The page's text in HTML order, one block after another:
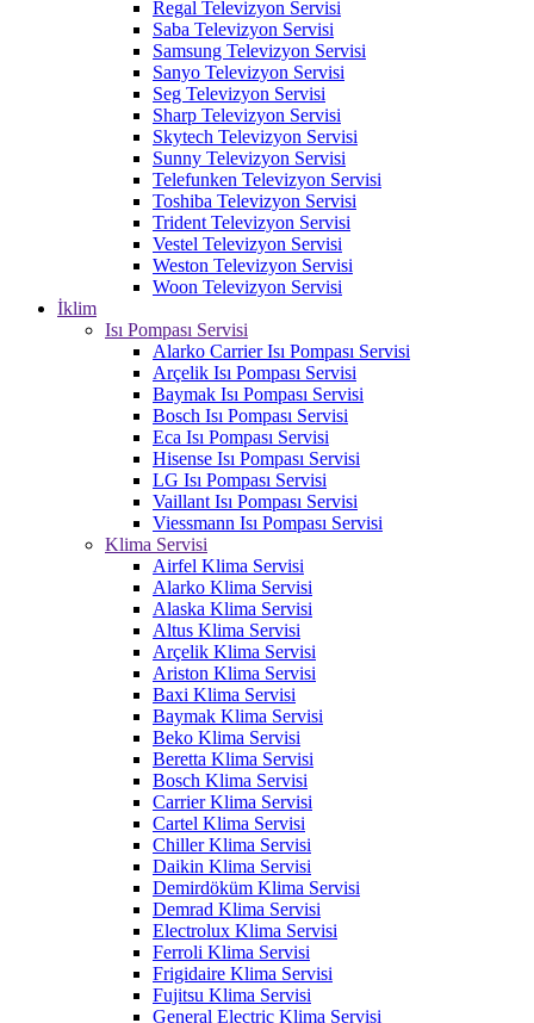
Regal Televizyon Servisi
Saba Televizyon Servisi
Samsung Televizyon Servisi
Sanyo Televizyon Servisi
Seg Televizyon Servisi
Sharp Televizyon Servisi
Skytech Televizyon Servisi
Sunny Televizyon Servisi
Telefunken Televizyon Servisi
Toshiba Televizyon Servisi
Trident Televizyon Servisi
Vestel Televizyon Servisi
Weston Televizyon Servisi
Woon Televizyon Servisi
İklim
Isı Pompası Servisi
Alarko Carrier Isı Pompası Servisi
Arçelik Isı Pompası Servisi
Baymak Isı Pompası Servisi
Bosch Isı Pompası Servisi
Eca Isı Pompası Servisi
Hisense Isı Pompası Servisi
LG Isı Pompası Servisi
Vaillant Isı Pompası Servisi
Viessmann Isı Pompası Servisi
Klima Servisi
Airfel Klima Servisi
Alarko Klima Servisi
Alaska Klima Servisi
Altus Klima Servisi
Arçelik Klima Servisi
Ariston Klima Servisi
Baxi Klima Servisi
Baymak Klima Servisi
Beko Klima Servisi
Beretta Klima Servisi
Bosch Klima Servisi
Carrier Klima Servisi
Cartel Klima Servisi
Chiller Klima Servisi
Daikin Klima Servisi
Demirdöküm Klima Servisi
Demrad Klima Servisi
Electrolux Klima Servisi
Ferroli Klima Servisi
Frigidaire Klima Servisi
Fujitsu Klima Servisi
General Electric Klima Servisi